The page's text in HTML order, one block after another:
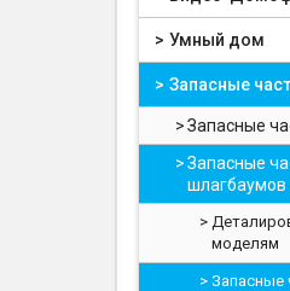
Умный дом
Запасные
Запасные
Запасные
шлагбаумов
моделям
Запасные